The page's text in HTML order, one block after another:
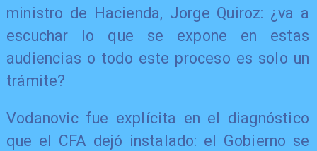
ministro de Hacienda, Jorge Quiroz: ¿va a
escuchar lo que se expone en estas
audiencias o todo este proceso es solo un
trámite?
Vodanovic fue explícita en el diagnóstico
que el CFA dejó instalado: el Gobierno se